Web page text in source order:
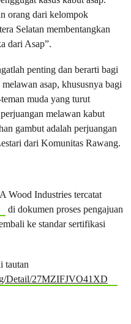
orang dari kelompok
Selatan membentangkan
dari Asap”.
penting dan berarti bagi
asap, khususnya bagi
muda yang turut
melawan kabut
gambut adalah perjuangan
dari Komunitas Rawang.
Wood Industries tercatat
di dokumen proses pengajuan
ke standar sertifikasi
tautan
Detail/27MZIFJVO41XD